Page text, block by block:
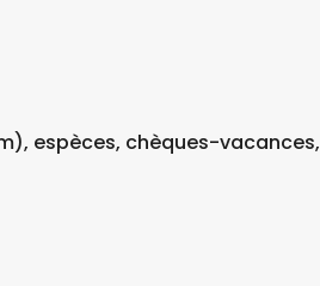
espèces, chèques-vacances,